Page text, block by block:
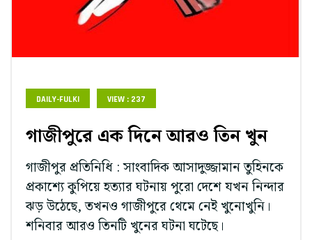
DAILY-FULKI VIEW : 237
গাজীপুরে এক দিনে আরও তিন খুন
গাজীপুর প্রতিনিধি : সাংবাদিক আসাদুজ্জামান তুহিনকে
প্রকাশ্যে কুপিয়ে হত্যার ঘটনায় পুরো দেশে যখন নিন্দার
ঝড় উঠেছে, তখনও গাজীপুরে থেমে নেই খুনোখুনি।
শনিবার আরও তিনটি খুনের ঘটনা ঘটেছে।